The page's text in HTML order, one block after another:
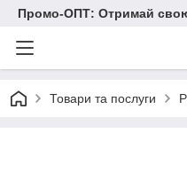
Промо-ОПТ: Отримай
Товари та послуги